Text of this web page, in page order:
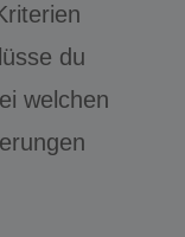
du
welchen